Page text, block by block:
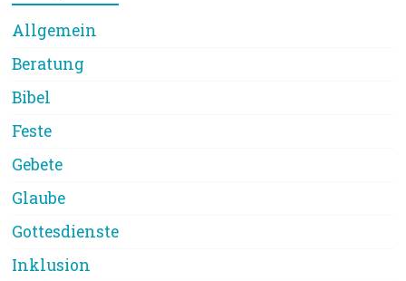
Allgemein
Beratung
Bibel
Feste
Gebete
Glaube
Gottesdienste
Inklusion